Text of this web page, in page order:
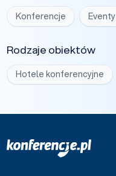
Konferencje Eventy
Rodzaje obiektów
Hotele konferencyjne